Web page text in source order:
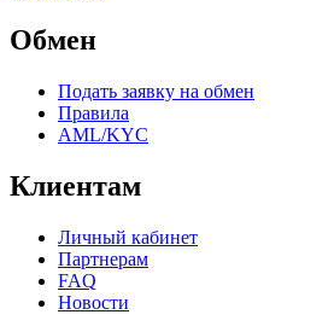
Обмен
Подать заявку на обмен
Правила
AML/KYC
Клиентам
Личный кабинет
Партнерам
FAQ
Новости